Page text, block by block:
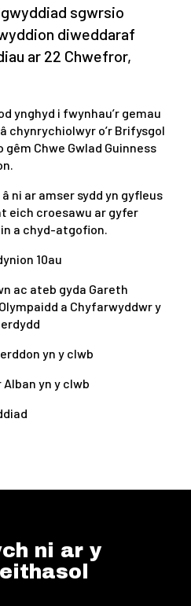
sgwrsio
diweddaraf
ar 22 Chwefror,
ynghyd i fwynhau’r gemau
chynrychiolwyr o’r Brifysgol
gêm Chwe Gwlad Guinness
ni ar amser sydd yn gyfleus
eich croesawu ar gyfer
a chyd-atgofion.
10au
ac ateb gyda Gareth
a Chyfarwyddwr y
yn y clwb
Alban yn y clwb
ni ar y